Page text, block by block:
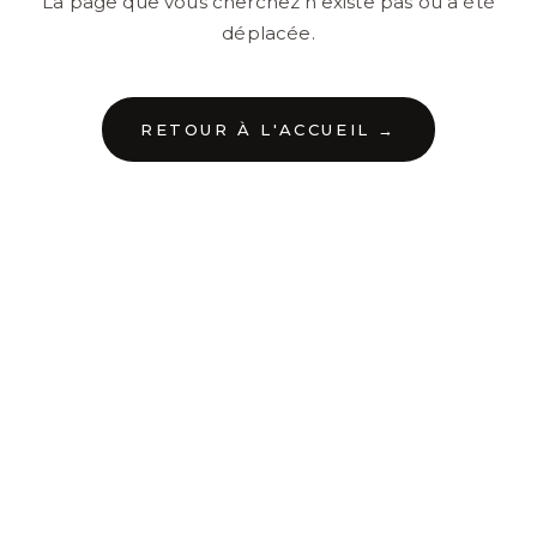
déplacée.
RETOUR À L'ACCUEIL →